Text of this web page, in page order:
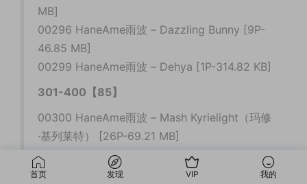
MB]
00296 HaneAme雨波 – Dazzling Bunny [9P-
46.85 MB]
00299 HaneAme雨波 – Dehya [1P-314.82 KB]
301-400【85】
00300 HaneAme雨波 – Mash Kyrielight（玛修
·基列莱特） [26P-69.21 MB]
00301 HaneAme雨波 – Bondage Ahri 束缚九
尾妖狐 [21P-117.6 MB]
首页 发现 VIP 我的